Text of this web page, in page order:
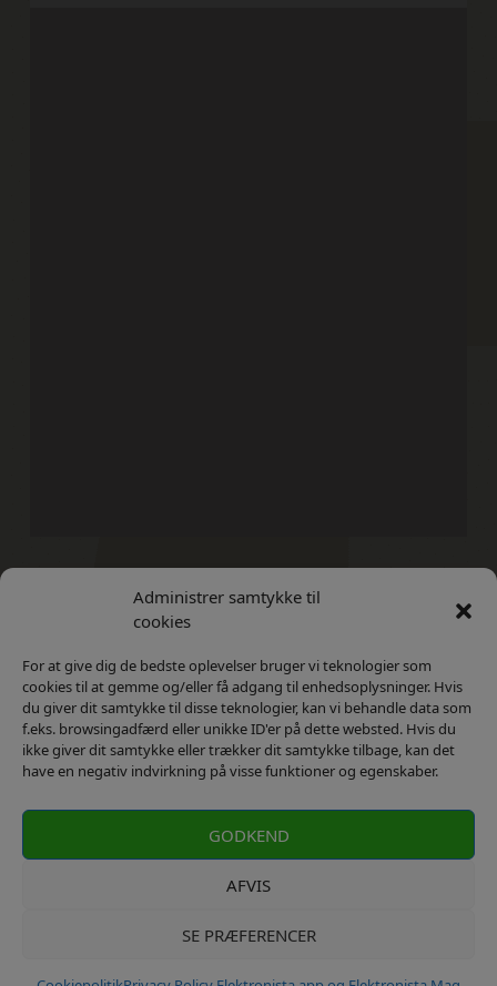
Administrer samtykke til
cookies
For at give dig de bedste oplevelser bruger vi teknologier som
cookies til at gemme og/eller få adgang til enhedsoplysninger. Hvis
du giver dit samtykke til disse teknologier, kan vi behandle data som
f.eks. browsingadfærd eller unikke ID'er på dette websted. Hvis du
ikke giver dit samtykke eller trækker dit samtykke tilbage, kan det
have en negativ indvirkning på visse funktioner og egenskaber.
GODKEND
AFVIS
SE PRÆFERENCER
Kontakt